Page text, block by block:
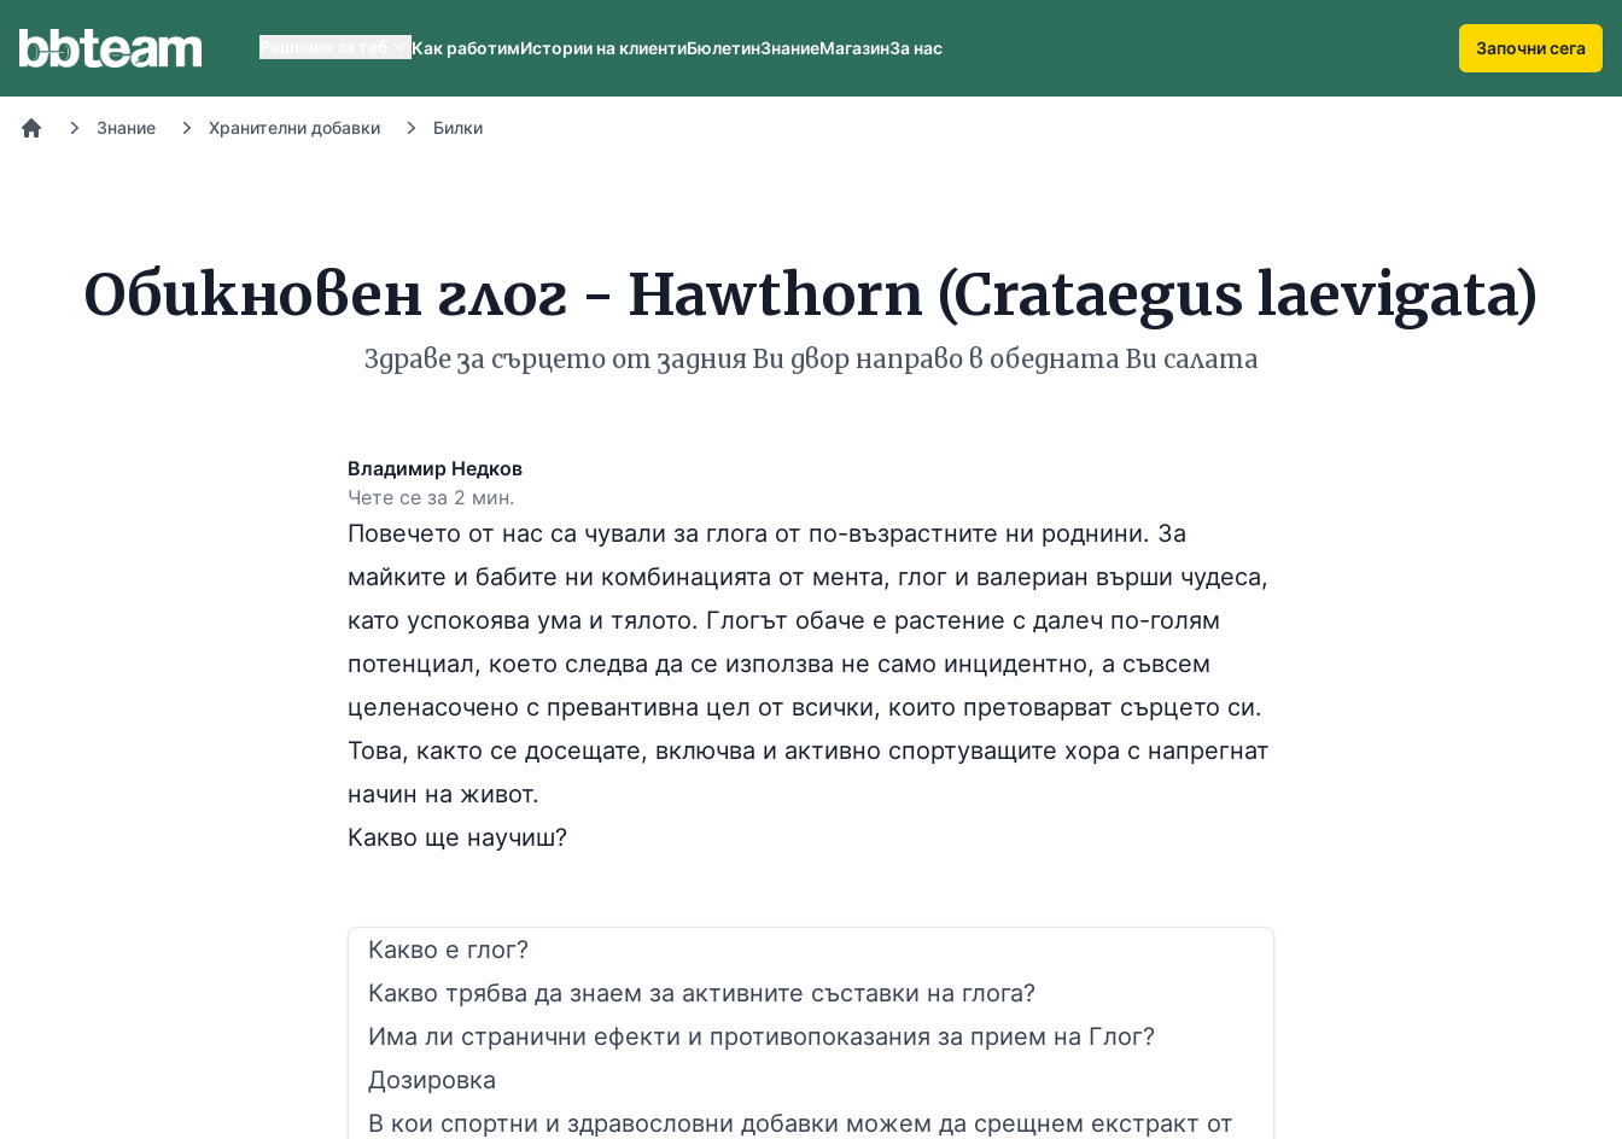
Как работимИстории на клиентиБюлетинЗнаниеМагазинЗа нас Започни сега
Знание Хранителни добавки Билки
Обикновен глог - Hawthorn (Crataegus laevigata)
Здраве за сърцето от задния Ви двор направо в обедната Ви салата
Владимир Недков
Чете се за 2 мин.
Повечето от нас са чували за глога от по-възрастните ни роднини. За
майките и бабите ни комбинацията от мента, глог и валериан върши чудеса,
като успокоява ума и тялото. Глогът обаче е растение с далеч по-голям
потенциал, което следва да се използва не само инцидентно, а съвсем
целенасочено с превантивна цел от всички, които претоварват сърцето си.
Това, както се досещате, включва и активно спортуващите хора с напрегнат
начин на живот.
Какво ще научиш?
Какво е глог?
Какво трябва да знаем за активните съставки на глога?
Има ли странични ефекти и противопоказания за прием на Глог?
Дозировка
В кои спортни и здравословни добавки можем да срещнем екстракт от